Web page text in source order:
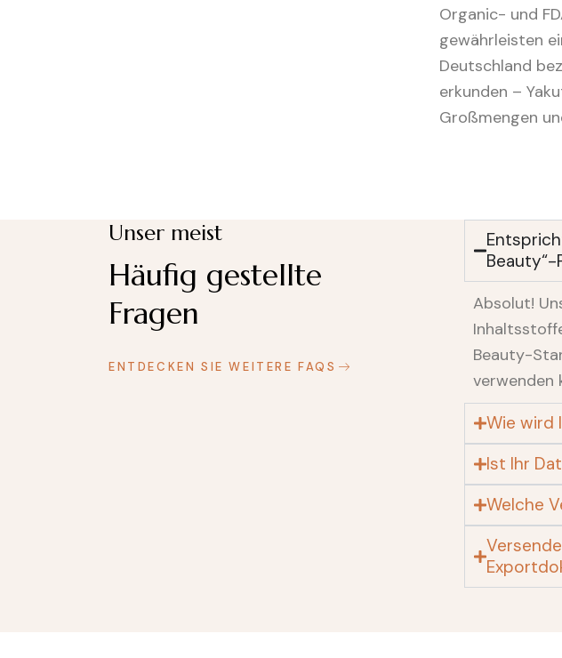
Organic- und
gewährleisten
Deutschland
erkunden –
Großmengen
Unser meist
Häufig gestellte
Fragen
ENTDECKEN SIE WEITERE FAQS
Absolut!
Beauty-
verwenden
Wie wird
Ist Ihr
Welche